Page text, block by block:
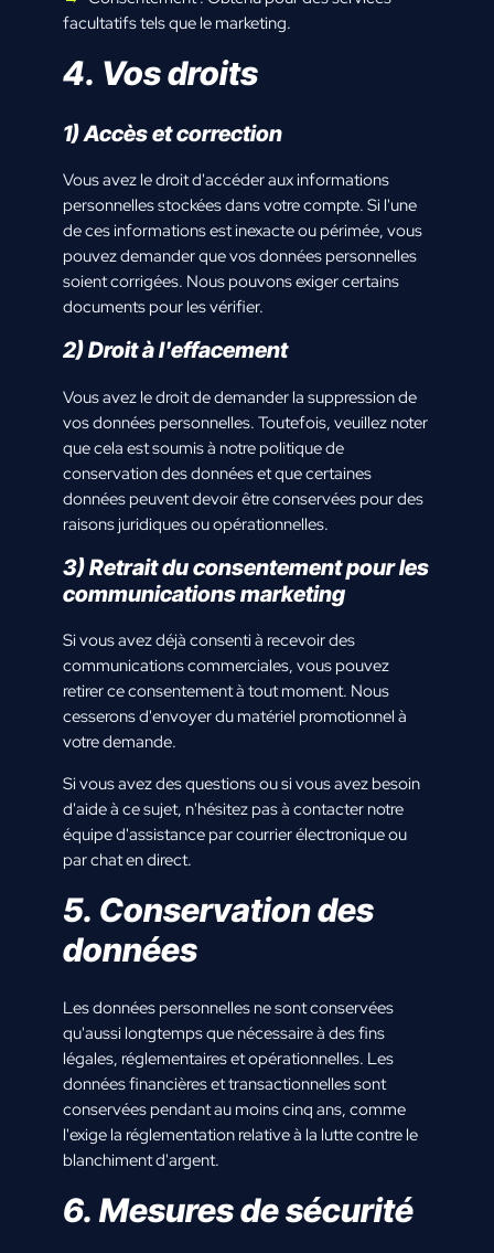
facultatifs tels que le marketing.
4. Vos droits
1) Accès et correction
Vous avez le droit d'accéder aux informations
personnelles stockées dans votre compte. Si l'une
de ces informations est inexacte ou périmée, vous
pouvez demander que vos données personnelles
soient corrigées. Nous pouvons exiger certains
documents pour les vérifier.
2) Droit à l'effacement
Vous avez le droit de demander la suppression de
vos données personnelles. Toutefois, veuillez noter
que cela est soumis à notre politique de
conservation des données et que certaines
données peuvent devoir être conservées pour des
raisons juridiques ou opérationnelles.
3) Retrait du consentement pour les
communications marketing
Si vous avez déjà consenti à recevoir des
communications commerciales, vous pouvez
retirer ce consentement à tout moment. Nous
cesserons d'envoyer du matériel promotionnel à
votre demande.
Si vous avez des questions ou si vous avez besoin
d'aide à ce sujet, n'hésitez pas à contacter notre
équipe d'assistance par courrier électronique ou
par chat en direct.
5. Conservation des
données
Les données personnelles ne sont conservées
qu'aussi longtemps que nécessaire à des fins
légales, réglementaires et opérationnelles. Les
données financières et transactionnelles sont
conservées pendant au moins cinq ans, comme
l'exige la réglementation relative à la lutte contre le
blanchiment d'argent.
6. Mesures de sécurité